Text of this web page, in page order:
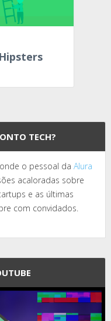
TECH?
o pessoal da Alura
acaloradas sobre
e as últimas
com convidados.